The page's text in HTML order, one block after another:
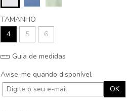
TAMANHO
4
5 6
Guia de medidas
Avise-me quando disponível
OK